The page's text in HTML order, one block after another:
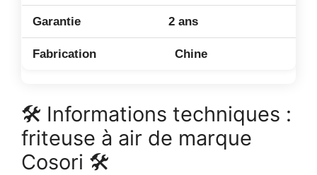
2 ans
Chine
🛠 Informations techniques :
friteuse à air de marque
Cosori 🛠